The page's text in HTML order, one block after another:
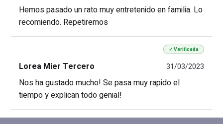
Hemos pasado un rato muy entretenido en familia. Lo
recomiendo. Repetiremos
✓ Verificada
Lorea Mier Tercero 31/03/2023
Nos ha gustado mucho! Se pasa muy rapido el
tiempo y explican todo genial!